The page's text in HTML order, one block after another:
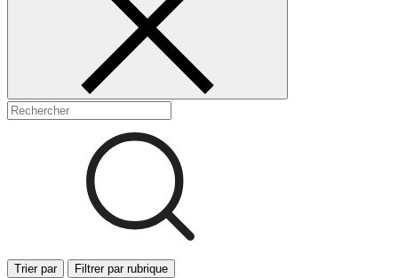
Trier par Filtrer par rubrique